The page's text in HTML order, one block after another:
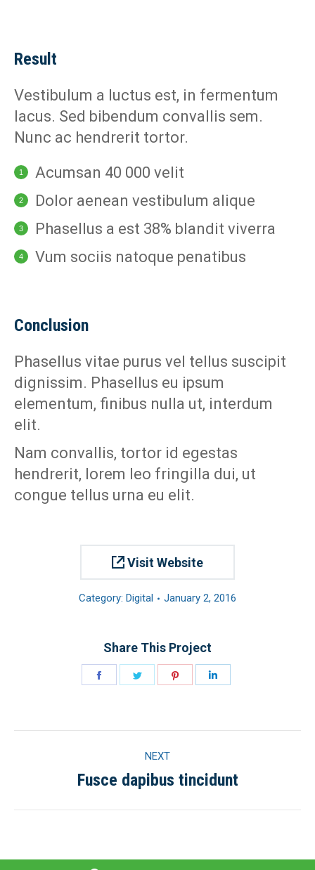
Result
Vestibulum a luctus est, in fermentum
lacus. Sed bibendum convallis sem.
Nunc ac hendrerit tortor.
Acumsan 40 000 velit
Dolor aenean vestibulum alique
Phasellus a est 38% blandit viverra
Vum sociis natoque penatibus
Conclusion
Phasellus vitae purus vel tellus suscipit
dignissim. Phasellus eu ipsum
elementum, finibus nulla ut, interdum
elit.
Nam convallis, tortor id egestas
hendrerit, lorem leo fringilla dui, ut
congue tellus urna eu elit.
Visit Website
Category: Digital January 2, 2016
Share This Project
navigation
NEXT
Next
Fusce dapibus tincidunt